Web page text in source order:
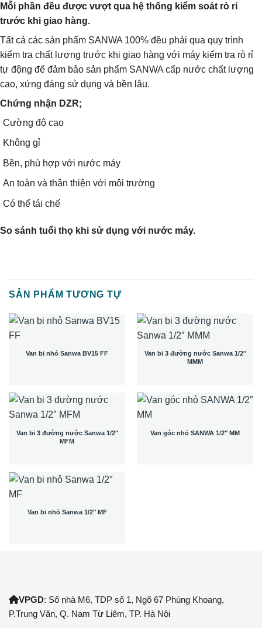
Mỗi phần đều được vượt qua hệ thống kiểm soát rò rỉ
trước khi giao hàng.
Tất cả các sản phẩm SANWA 100% đều phải qua quy trình
kiểm tra chất lượng trước khi giao hàng với máy kiểm tra rò rỉ
tự động để đảm bảo sản phẩm SANWA cấp nước chất lượng
cao, xứng đáng sử dụng và bền lâu.
Chứng nhận DZR;
Cường độ cao
Không gỉ
Bền, phù hợp với nước máy
An toàn và thân thiện với môi trường
Có thể tái chế
So sánh tuổi thọ khi sử dụng với nước máy.
SẢN PHẨM TƯƠNG TỰ
Van bi nhỏ Sanwa BV15 FF
Van bi 3 đường nước Sanwa 1/2″
MMM
Van bi 3 đường nước Sanwa 1/2″
MFM
Van góc nhỏ SANWA 1/2″ MM
Van bi nhỏ Sanwa 1/2″ MF
VPGD: Số nhà M6, TDP số 1, Ngõ 67 Phùng Khoang,
P.Trung Văn, Q. Nam Từ Liêm, TP. Hà Nội